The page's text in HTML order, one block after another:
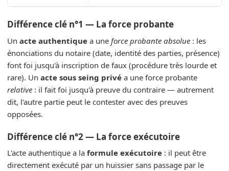
Différence clé n°1 — La force probante
Un acte authentique a une force probante absolue : les
énonciations du notaire (date, identité des parties, présence)
font foi jusqu'à inscription de faux (procédure très lourde et
rare). Un acte sous seing privé a une force probante
relative : il fait foi jusqu'à preuve du contraire — autrement
dit, l'autre partie peut le contester avec des preuves
opposées.
Différence clé n°2 — La force exécutoire
L'acte authentique a la formule exécutoire : il peut être
directement exécuté par un huissier sans passage par le